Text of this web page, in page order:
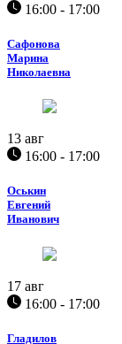
16:00 - 17:00
Сафонова
Марина
Николаевна
13 авг
16:00 - 17:00
Оськин
Евгений
Иванович
17 авг
16:00 - 17:00
Гладилов